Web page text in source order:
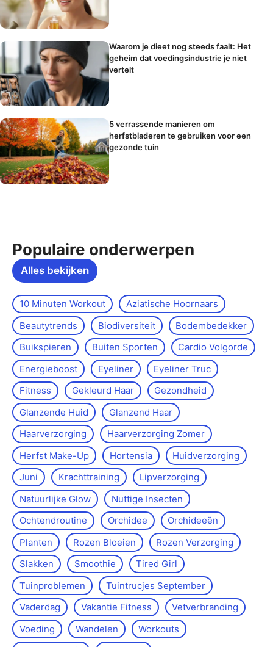
Waarom je dieet nog steeds faalt: Het
geheim dat voedingsindustrie je niet
vertelt
5 verrassende manieren om
herfstbladeren te gebruiken voor een
gezonde tuin
Populaire onderwerpen
Alles bekijken
10 Minuten Workout
Aziatische Hoornaars
Beautytrends
Biodiversiteit
Bodembedekker
Buikspieren
Buiten Sporten
Cardio Volgorde
Energieboost
Eyeliner
Eyeliner Truc
Fitness
Gekleurd Haar
Gezondheid
Glanzende Huid
Glanzend Haar
Haarverzorging
Haarverzorging Zomer
Herfst Make-Up
Hortensia
Huidverzorging
Juni
Krachttraining
Lipverzorging
Natuurlijke Glow
Nuttige Insecten
Ochtendroutine
Orchidee
Orchideeën
Planten
Rozen Bloeien
Rozen Verzorging
Slakken
Smoothie
Tired Girl
Tuinproblemen
Tuintrucjes September
Vaderdag
Vakantie Fitness
Vetverbranding
Voeding
Wandelen
Workouts